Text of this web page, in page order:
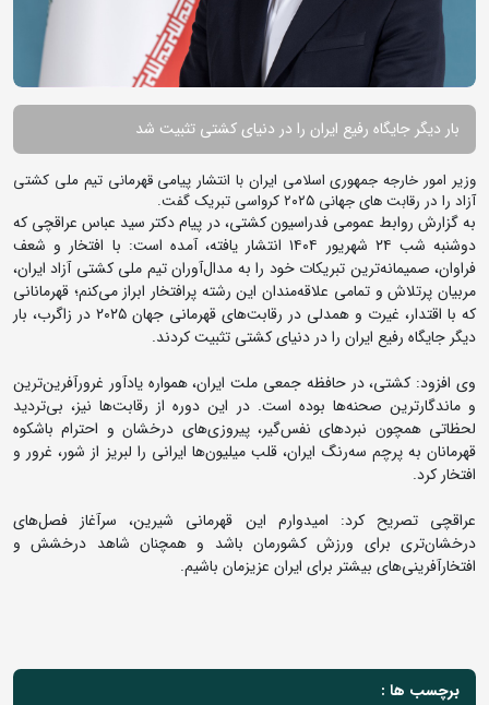
بار دیگر جایگاه رفیع ایران را در دنیای کشتی تثبیت شد
وزیر امور خارجه جمهوری اسلامی ایران با انتشار پیامی قهرمانی تیم ملی کشتی
آزاد را در رقابت های جهانی ۲۰۲۵ کرواسی تبریک گفت.
به گزارش روابط عمومی فدراسیون کشتی، در پیام دکتر سید عباس عراقچی که
دوشنبه شب ۲۴ شهریور ۱۴۰۴ انتشار یافته، آمده است: با افتخار و شعف
فراوان، صمیمانه‌ترین تبریکات خود را به مدال‌آوران تیم ملی کشتی آزاد ایران،
مربیان پرتلاش و تمامی علاقه‌مندان این رشته پرافتخار ابراز می‌کنم؛ قهرمانانی
که با اقتدار، غیرت و همدلی در رقابت‌های قهرمانی جهان ۲۰۲۵ در زاگرب، بار
دیگر جایگاه رفیع ایران را در دنیای کشتی تثبیت کردند.
وی افزود: کشتی، در حافظه جمعی ملت ایران، همواره یادآور غرورآفرین‌ترین
و ماندگارترین صحنه‌ها بوده است. در این دوره از رقابت‌ها نیز، بی‌تردید
لحظاتی همچون نبردهای نفس‌گیر، پیروزی‌های درخشان و احترام باشکوه
قهرمانان به پرچم سه‌رنگ ایران، قلب میلیون‌ها ایرانی را لبریز از شور، غرور و
افتخار کرد.
عراقچی تصریح کرد: امیدوارم این قهرمانی شیرین، سرآغاز فصل‌های
درخشان‌تری برای ورزش کشورمان باشد و همچنان شاهد درخشش و
افتخارآفرینی‌های بیشتر برای ایران عزیزمان باشیم.
برچسب ها :